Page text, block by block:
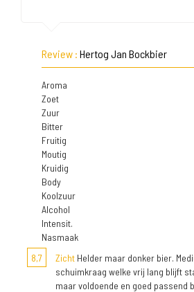
Review : Hertog Jan Bockbier
Aroma
Zoet
Zuur
Bitter
Fruitig
Moutig
Kruidig
Body
Koolzuur
Alcohol
Intensit.
Nasmaak
8,7
Zicht Helder maar donker bier.
schuimkraag welke vrij lang blijft
maar voldoende en goed passend